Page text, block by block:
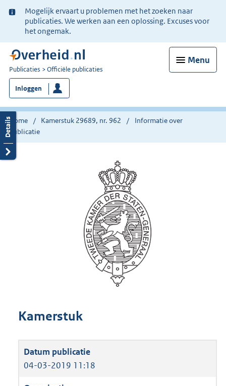
Ter
informatie:
Mogelijk ervaart u problemen met het zoeken naar
publicaties. We werken aan een oplossing. Excuses voor
het ongemak.
Menu
U
bent
nu
hier:
Publicaties Officiële publicaties
Inloggen
Home Kamerstuk 29689, nr. 962
Informatie over
publicatie
Kamerstuk
04-03-2019 11:18